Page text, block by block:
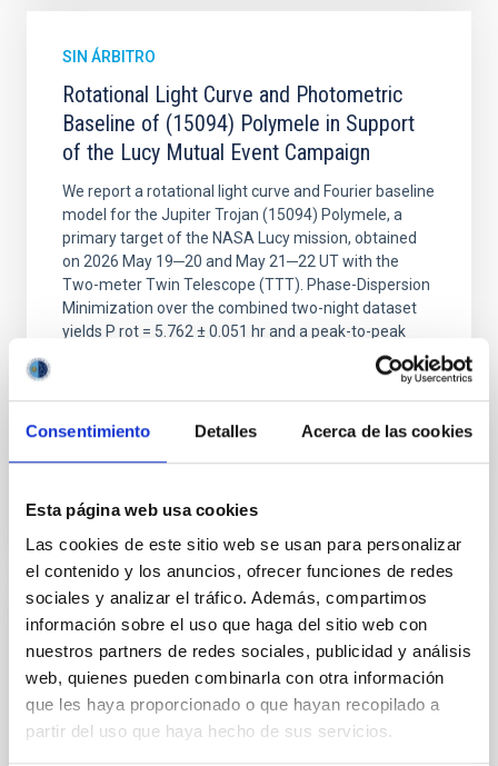
Consentimiento Detalles Acerca de las cookies
Esta página web usa cookies
Las cookies de este sitio web se usan para personalizar
el contenido y los anuncios, ofrecer funciones de redes
sociales y analizar el tráfico. Además, compartimos
información sobre el uso que haga del sitio web con
nuestros partners de redes sociales, publicidad y análisis
web, quienes pueden combinarla con otra información
que les haya proporcionado o que hayan recopilado a
partir del uso que haya hecho de sus servicios.
SIN ÁRBITRO
Rotational Light Curve and Photometric
Baseline of (15094) Polymele in Support
of the Lucy Mutual Event Campaign
We report a rotational light curve and Fourier baseline
model for the Jupiter Trojan (15094) Polymele, a
primary target of the NASA Lucy mission, obtained
on 2026 May 19─20 and May 21─22 UT with the
Two-meter Twin Telescope (TTT). Phase-Dispersion
Minimization over the combined two-night dataset
yields P rot = 5.762 ± 0.051 hr and a peak-to-peak
NÚMERO DE CITAS
SIN ÁRBITRO
The impact of Active Galactic Nuclei on
Habitable Worlds
While the influence of supermassive black hole